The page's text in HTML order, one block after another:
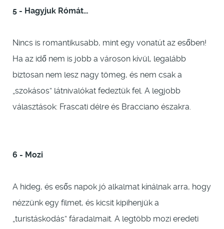
5 - Hagyjuk Rómát…
Nincs is romantikusabb, mint egy vonatút az esőben!
Ha az idő nem is jobb a városon kívül, legalább
biztosan nem lesz nagy tömeg, és nem csak a
„szokásos” látnivalókat fedeztük fel. A legjobb
választások: Frascati délre és Bracciano északra.
6 - Mozi
A hideg, és esős napok jó alkalmat kínálnak arra, hogy
nézzünk egy filmet, és kicsit kipihenjük a
„turistáskodás” fáradalmait. A legtöbb mozi eredeti